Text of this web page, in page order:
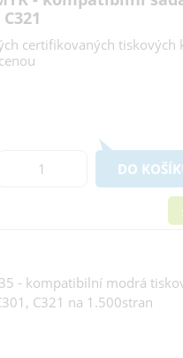
certifikovaných tiskových
DO